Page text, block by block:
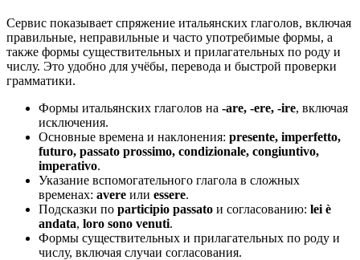
Сервис показывает спряжение итальянских глаголов, включая
правильные, неправильные и часто употребимые формы, а
также формы существительных и прилагательных по роду и
числу. Это удобно для учёбы, перевода и быстрой проверки
грамматики.
Формы итальянских глаголов на -are, -ere, -ire, включая
исключения.
Основные времена и наклонения: presente, imperfetto,
futuro, passato prossimo, condizionale, congiuntivo,
imperativo.
Указание вспомогательного глагола в сложных
временах: avere или essere.
Подсказки по participio passato и согласованию: lei è
andata, loro sono venuti.
Формы существительных и прилагательных по роду и
числу, включая случаи согласования.